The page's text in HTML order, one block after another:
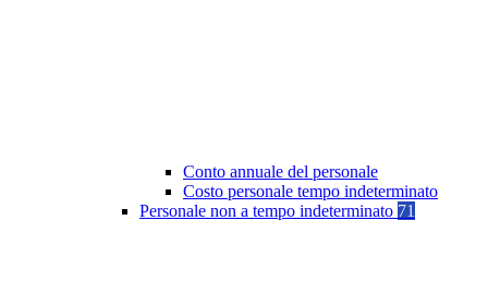
Conto annuale del personale
Costo personale tempo indeterminato
Personale non a tempo indeterminato 71